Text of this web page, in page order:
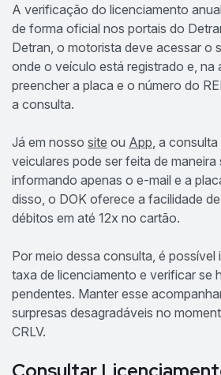
A verificação do licenciamento
de forma oficial nos portais do
Detran, o motorista deve acessar o
onde o veículo está registrado e, na
preencher a placa e o número do
a consulta.
Já em nosso site ou App , a
veiculares pode ser feita de maneira
informando apenas o e-mail e a
disso, o DOK oferece a facilidade
débitos em até 12x no cartão.
Por meio dessa consulta, é possível
taxa de licenciamento e verificar se
pendentes. Manter esse
surpresas desagradáveis no
CRLV.